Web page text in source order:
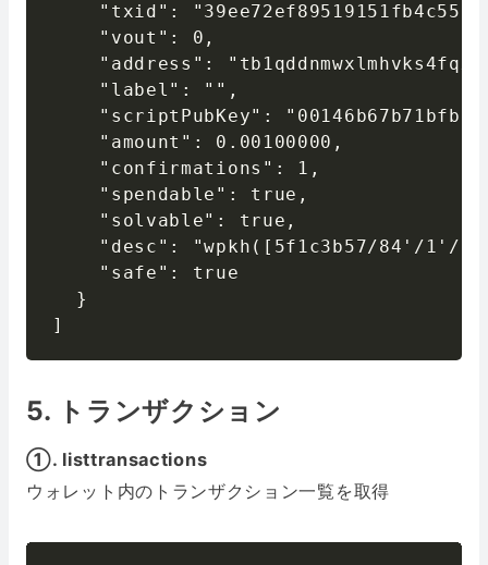
"txid":
    "vout": 0,
"address":
    "label": "",
"scriptPubKey":
    "amount": 0.00100000,
    "confirmations": 1,
    "spendable": true,
    "solvable": true,
"desc": "wpkh([5f1c3b57/84'/1'/
    "safe": true
  }
]
5. トランザクション
①. listtransactions
ウォレット内のトランザクション一覧を取得